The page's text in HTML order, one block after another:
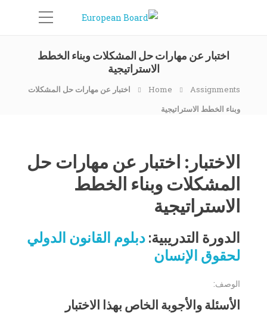
اختبار عن مهارات حل المشكلات وبناء الخطط
الاستراتيجية
Home Assignments
اختبار عن مهارات حل المشكلات
وبناء الخطط الاستراتيجية
الاختبار: اختبار عن مهارات حل
المشكلات وبناء الخطط
الاستراتيجية
الدورة التدريبية: دبلوم القانون الدولي
لحقوق الإنسان
الوصف:
الأسئلة والأجوبة الخاص بهذا الاختبار